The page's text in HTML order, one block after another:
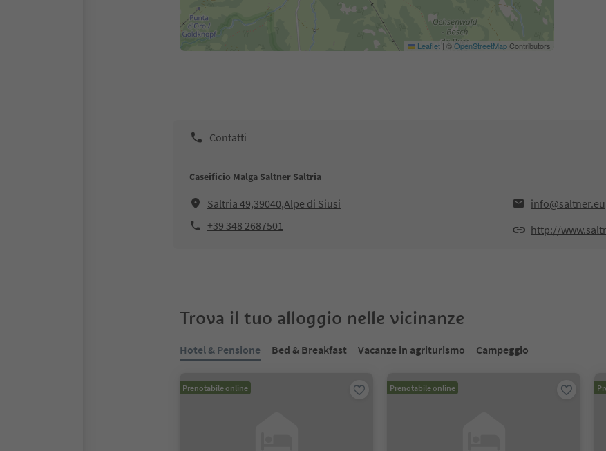
Leaflet | ©OpenStreetMapContributors
Contatti
Caseificio Malga Saltner Saltria
Saltria 49,39040,Alpe di Siusi
info@saltner.eu
+39 348 2687501
http://
Trova il tuo alloggio nelle vicinanze
Hotel & Pensione Bed & Breakfast Vacanze in agriturismo Campeggio
Prenotabile online Prenotabile online